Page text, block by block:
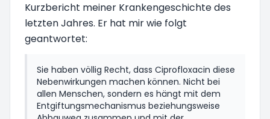
Kurzbericht meiner Krankengeschichte des
letzten Jahres. Er hat mir wie folgt
geantwortet:
Sie haben völlig Recht, dass Ciprofloxacin diese
Nebenwirkungen machen können. Nicht bei
allen Menschen, sondern es hängt mit dem
Entgiftungsmechanismus beziehungsweise